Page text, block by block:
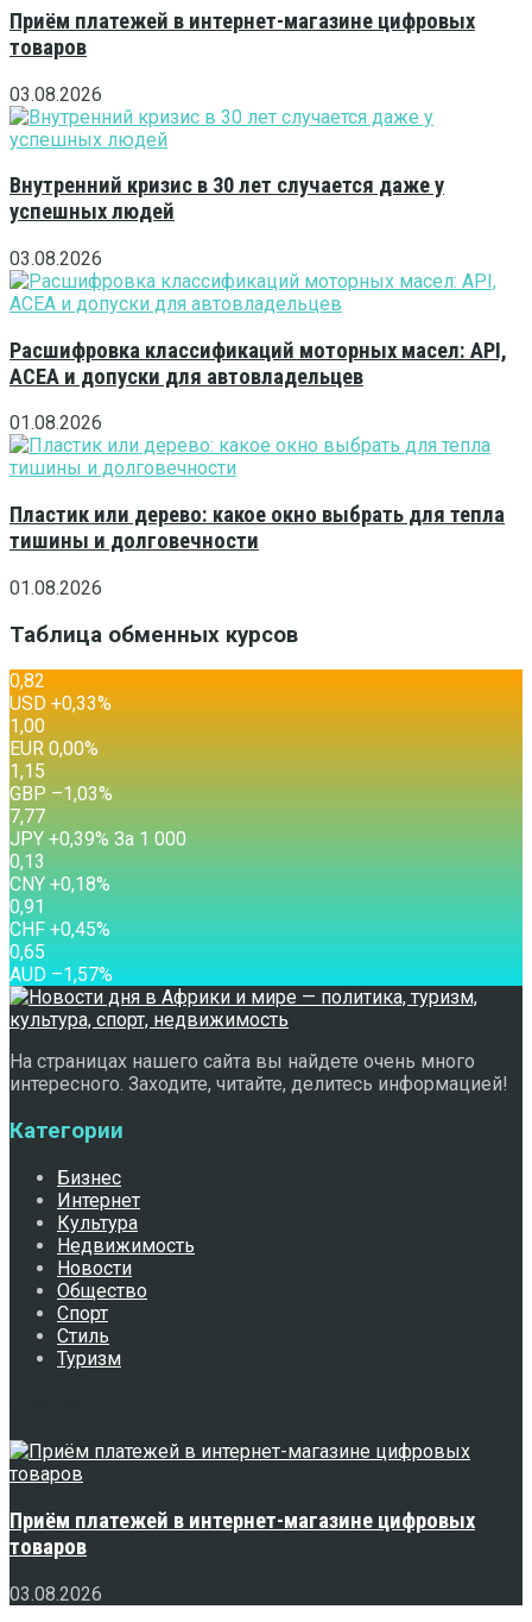
Приём платежей в интернет-магазине цифровых
товаров
03.08.2026
Внутренний кризис в 30 лет случается даже у
успешных людей
03.08.2026
Расшифровка классификаций моторных масел: API,
ACEA и допуски для автовладельцев
01.08.2026
Пластик или дерево: какое окно выбрать для тепла
тишины и долговечности
01.08.2026
Таблица обменных курсов
0,82
USD +0,33%
1,00
EUR 0,00%
1,15
GBP –1,03%
7,77
JPY +0,39% За 1 000
0,13
CNY +0,18%
0,91
CHF +0,45%
0,65
AUD –1,57%
На страницах нашего сайта вы найдете очень много
интересного. Заходите, читайте, делитесь информацией!
Категории
Бизнес
Интернет
Культура
Недвижимость
Новости
Общество
Спорт
Стиль
Туризм
Приём платежей в интернет-магазине цифровых
товаров
03.08.2026